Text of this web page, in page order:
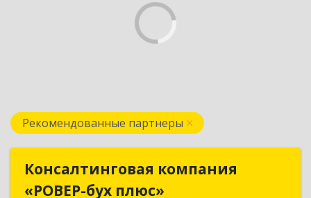
Рекомендованные партнеры
Консалтинговая компания
«РОВЕР-бух плюс»
Консалтинговая компания
«РОВЕР-бух плюс»